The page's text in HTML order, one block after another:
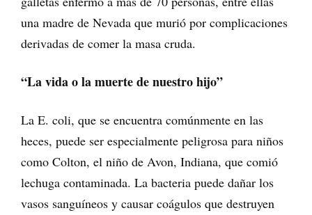
una madre de Nevada que murió por complicaciones
derivadas de comer la masa cruda.
“La vida o la muerte de nuestro hijo”
La E. coli, que se encuentra comúnmente en las
heces, puede ser especialmente peligrosa para niños
como Colton, el niño de Avon, Indiana, que comió
lechuga contaminada. La bacteria puede dañar los
vasos sanguíneos y causar coágulos que destruyen